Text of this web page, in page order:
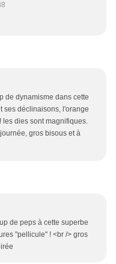
de dynamisme dans cette
ses déclinaisons, l'orange
dies sont magnifiques.
gros bisous et à
de peps à cette superbe
"pellicule" ! <br /> gros